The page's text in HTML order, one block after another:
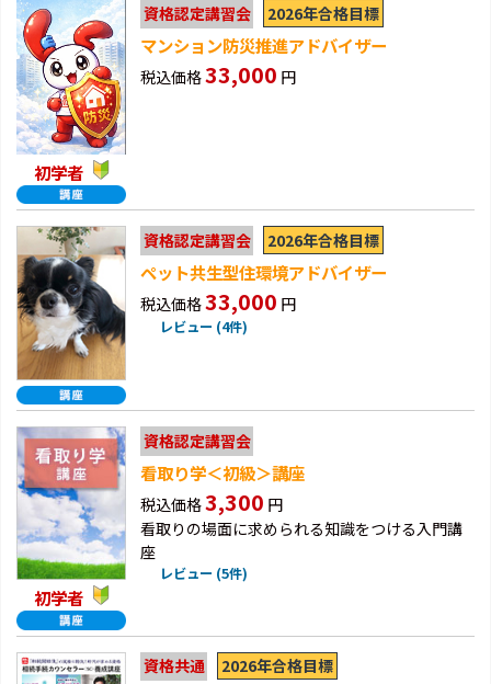
初学者
資格認定講習会 2026年合格目標
マンション防災推進アドバイザー
税込価格33,000 円
資格認定講習会 2026年合格目標
ペット共生型住環境アドバイザー
税込価格33,000 円
レビュー (4件)
初学者
資格認定講習会
看取り学＜初級＞講座
税込価格3,300 円
看取りの場面に求められる知識をつける入門講
座
レビュー (5件)
資格共通 2026年合格目標